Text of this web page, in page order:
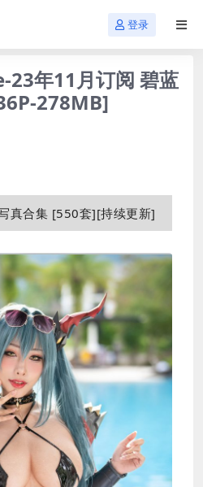
登录
23年11月订阅 碧蓝
278MB]
真合集 [550套][持续更新]